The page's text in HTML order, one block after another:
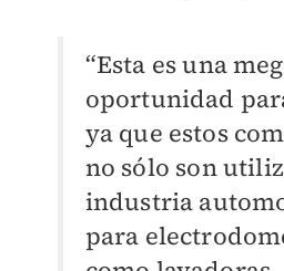
“Esta es una
oportunidad
ya que estos
no sólo son
industria
para